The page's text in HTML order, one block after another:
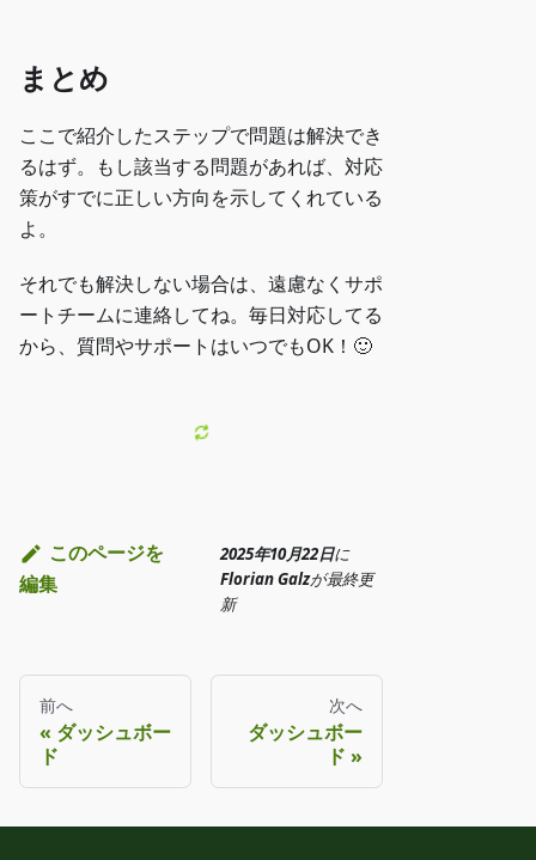
まとめ
ここで紹介したステップで問題は解決でき
るはず。もし該当する問題があれば、対応
策がすでに正しい方向を示してくれている
よ。
それでも解決しない場合は、遠慮なくサポ
ートチームに連絡してね。毎日対応してる
から、質問やサポートはいつでもOK！🙂
このページを
編集
2025年10月22日に
Florian Galzが最終更
新
前へ
ダッシュボー
ド
次へ
ダッシュボー
ド